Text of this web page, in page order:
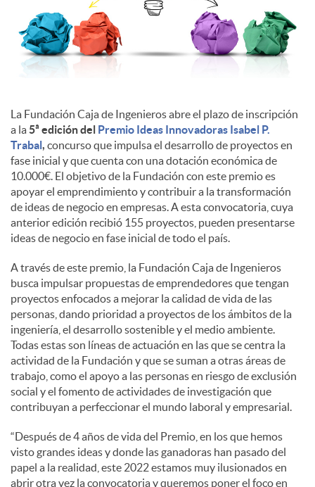
s
La Fundación Caja de Ingenieros abre el plazo de inscripción
a la5ª edición del
Premio Ideas Innovadoras Isabel P.
Trabal , concurso que impulsa el desarrollo de proyectos en
fase inicial y que cuenta con una dotación económica de
10.000€. El objetivo de la Fundación con este premio es
apoyar el emprendimiento y contribuir a la transformación
de ideas de negocio en empresas. A esta convocatoria, cuya
anterior edición recibió 155 proyectos, pueden presentarse
ideas de negocio en fase inicial de todo el país.
A través de este premio, la Fundación Caja de Ingenieros
busca impulsar propuestas de emprendedores que tengan
proyectos enfocados a mejorar la calidad de vida de las
personas, dando prioridad a proyectos de los ámbitos de la
ingeniería, el desarrollo sostenible y el medio ambiente.
Todas estas son líneas de actuación en las que se centra la
actividad de la Fundación y que se suman a otras áreas de
trabajo, como el apoyo a las personas en riesgo de exclusión
social y el fomento de actividades de investigación que
contribuyan a perfeccionar el mundo laboral y empresarial.
“Después de 4 años de vida del Premio, en los que hemos
visto grandes ideas y donde las ganadoras han pasado del
papel a la realidad, este 2022 estamos muy ilusionados en
abrir otra vez la convocatoria y queremos poner el foco en